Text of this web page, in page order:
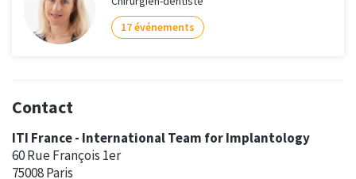
17 événements
Contact
ITI France - International Team for Implantology
60 Rue François 1er
75008 Paris